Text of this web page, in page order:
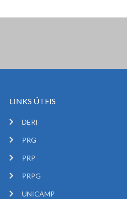
LINKS ÚTEIS
DERI
PRG
PRP
PRPG
UNICAMP